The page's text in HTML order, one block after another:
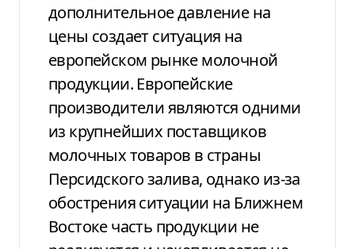
дополнительное давление на
цены создает ситуация на
европейском рынке молочной
продукции. Европейские
производители являются одними
из крупнейших поставщиков
молочных товаров в страны
Персидского залива, однако из-за
обострения ситуации на Ближнем
Востоке часть продукции не